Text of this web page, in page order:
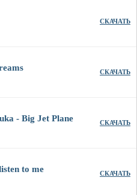
СКАЧАТЬ
СКАЧАТЬ
- Big Jet Plane СКАЧАТЬ
to me СКАЧАТЬ